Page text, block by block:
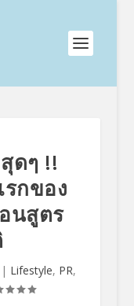
ดๆ !!
รกของ
นสูตร
| Lifestyle, PR,